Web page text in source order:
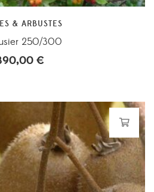
& ARBUSTES
250/300
€